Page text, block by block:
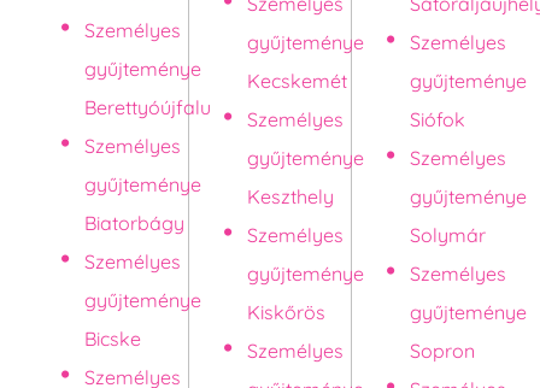
Személyes
gyűjteménye
Berettyóújfalu
Személyes
gyűjteménye
Biatorbágy
Személyes
gyűjteménye
Bicske
Személyes
gyűjteménye
Kecskemét
Személyes
gyűjteménye
Keszthely
Személyes
gyűjteménye
Kiskőrös
Személyes
Személyes
gyűjteménye
Siófok
Személyes
gyűjteménye
Solymár
Személyes
gyűjteménye
Sopron